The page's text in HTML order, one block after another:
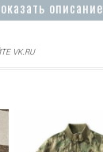
описание
vk.ru